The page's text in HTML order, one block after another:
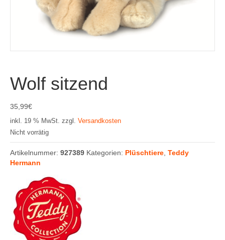
Wolf sitzend
35,99€
inkl. 19 % MwSt. zzgl. Versandkosten
Nicht vorrätig
Artikelnummer: 927389 Kategorien: Plüschtiere Teddy
Hermann